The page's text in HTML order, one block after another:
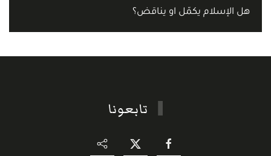
هل الإسلام يكمّل او يناقض؟
تابعونا